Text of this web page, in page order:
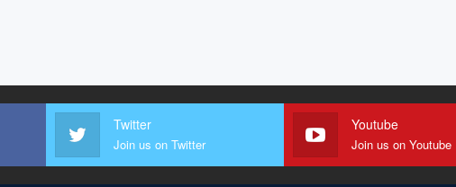
Twitter
Join us on Twitter
Youtube
Join us on Youtube